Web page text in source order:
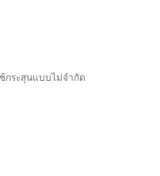
กระสุนแบบไม่จำกัด